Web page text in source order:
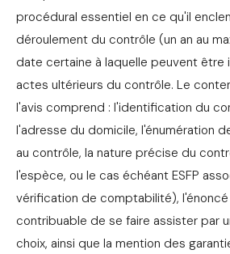
procédural essentiel en ce qu'il
déroulement du contrôle (un an au
date certaine à laquelle peuvent être
actes ultérieurs du contrôle. Le
l'avis comprend : l'identification du
l'adresse du domicile, l'énumération
au contrôle, la nature précise du
l'espèce, ou le cas échéant ESFP
vérification de comptabilité),
contribuable de se faire assister par
choix, ainsi que la mention des